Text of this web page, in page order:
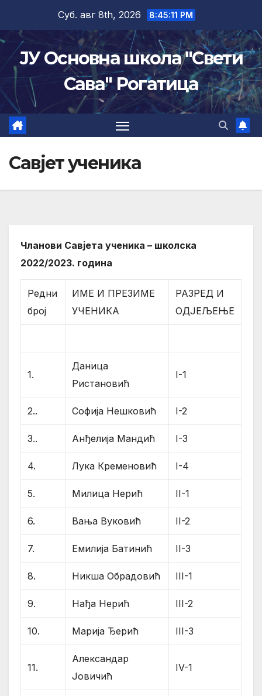
content
Суб. авг 8th, 2026 8:45:11 PM
ЈУ Основна школа "Свети
Сава" Рогатица
Савјет ученика
Чланови Савјета ученика – школска
2022/2023. година
Редни
број
ИМЕ И ПРЕЗИМЕ
УЧЕНИКА
РАЗРЕД И
ОДЈЕЉЕЊЕ
1.
Даница
Ристановић
I-1
2.. Софија Нешковић I-2
3.. Анђелија Мандић I-3
4. Лука Кременовић I-4
5. Милица Нерић II-1
6. Вања Вуковић II-2
7. Емилија Батинић II-3
8. Никша Обрадовић III-1
9. Нађа Нерић III-2
10. Марија Ђерић III-3
11.
Александар
Јовичић
IV-1